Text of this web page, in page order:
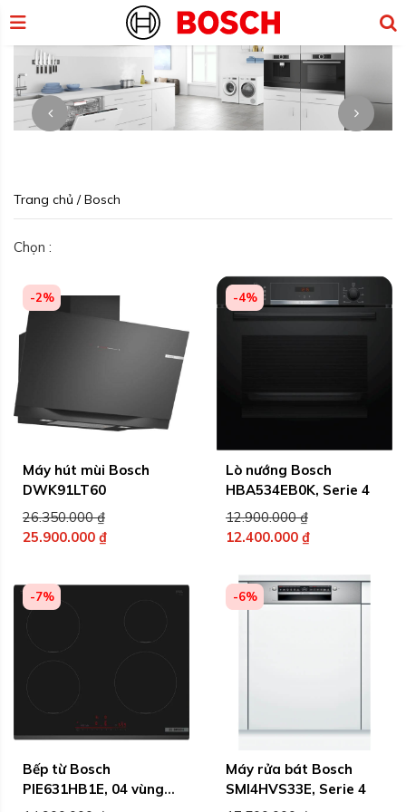
Trang chủ /Bosch
Chọn :
-2%
Máy hút mùi Bosch
DWK91LT60
26.350.000₫Giá
gốc
25.900.000 ₫
tại
là:
25.900.000 ₫.
-4%
Lò nướng Bosch
HBA534EB0K, Serie 4
12.900.000₫Giá
gốc
12.900.000 ₫.
12.400.000 ₫
hiện
tại
là:
-7%
Bếp từ Bosch
PIE631HB1E, 04 vùng
-6%
Máy rửa bát Bosch
SMI4HVS33E, Serie 4